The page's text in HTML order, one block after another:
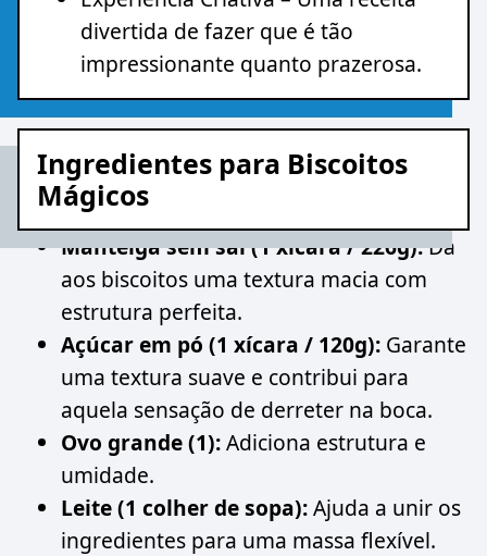
divertida de fazer que é tão
impressionante quanto prazerosa.
Ingredientes para Biscoitos
Mágicos
Manteiga sem sal (1 xícara / 226g):Dá
aos biscoitos uma textura macia com
estrutura perfeita.
Açúcar em pó (1 xícara / 120g): Garante
uma textura suave e contribui para
aquela sensação de derreter na boca.
Ovo grande (1):Adiciona estrutura e
umidade.
Leite (1 colher de sopa):Ajuda a unir os
ingredientes para uma massa flexível.